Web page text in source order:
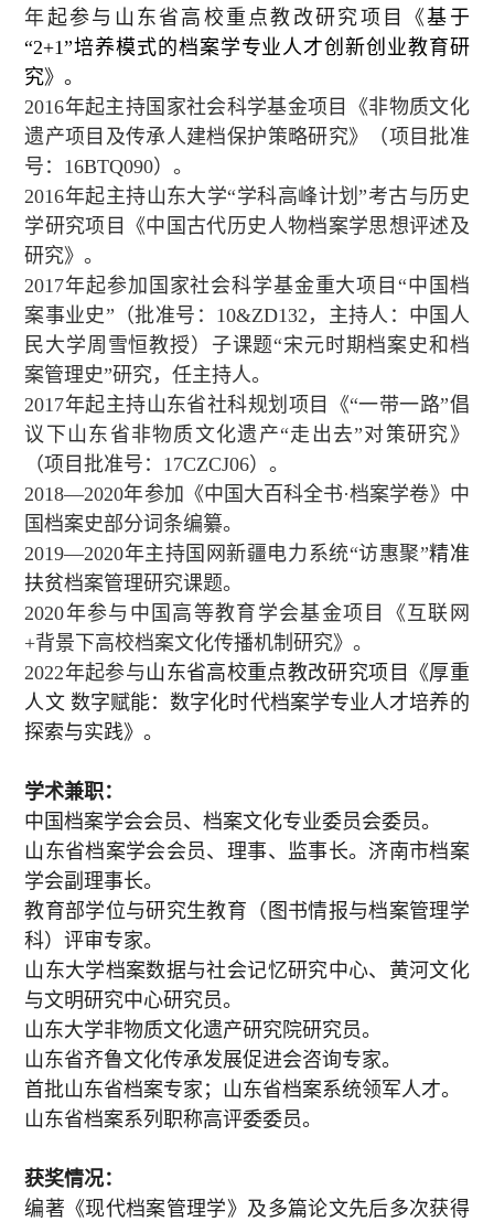
年起参与山东省高校重点教改研究项目《基于
“2+1”培养模式的档案学专业人才创新创业教育研
究》。
2016年起主持国家社会科学基金项目《非物质文化
遗产项目及传承人建档保护策略研究》（项目批准
号： 16BTQ090）。
2016年起主持山东大学“学科高峰计划”考古与历史
学研究项目《中国古代历史人物档案学思想评述及
研究》。
2017年起参加国家社会科学基金重大项目“中国档
案事业史”（批准号： 10&ZD132 ，主持人：中国人
民大学周雪恒教授）子课题“宋元时期档案史和档
案管理史”研究，任主持人。
2017年起主持山东省社科规划项目《“一带一路”倡
议下山东省非物质文化遗产“走出去”对策研究》
（项目批准号： 17CZCJ06）。
2018—2020年参加《中国大百科全书·档案学卷》中
国档案史部分词条编纂。
2019—2020年主持国网新疆电力系统“访惠聚”精准
扶贫档案管理研究课题。
2020年参与中国高等教育学会基金项目《互联网
+背景下高校档案文化传播机制研究》。
2022年起参与 山东省高校重点教改研究项目《厚重
人文 数字赋能：数字化时代档案学专业人才培养的
探索与实践》。
学术兼职：
中国档案学会会员、档案文化专业委员会委员。
山东省档案学会会员、理事、监事长。济南市档案
学会副理事长。
教育部学位与研究生教育（图书情报与档案管理学
科）评审专家。
山东大学档案数据与社会记忆研究中心、黄河文化
与文明研究中心研究员。
山东大学非物质文化遗产研究院研究员。
山东省齐鲁文化传承发展促进会咨询专家。
首批山东省档案专家；山东省档案系统领军人才。
山东省档案系列职称高评委委员。
获奖情况：
编著《现代档案管理学》及多篇论文先后多次获得